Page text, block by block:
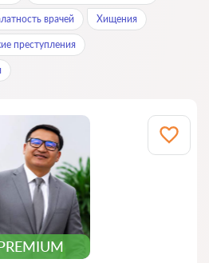
врачей Хищения
преступления